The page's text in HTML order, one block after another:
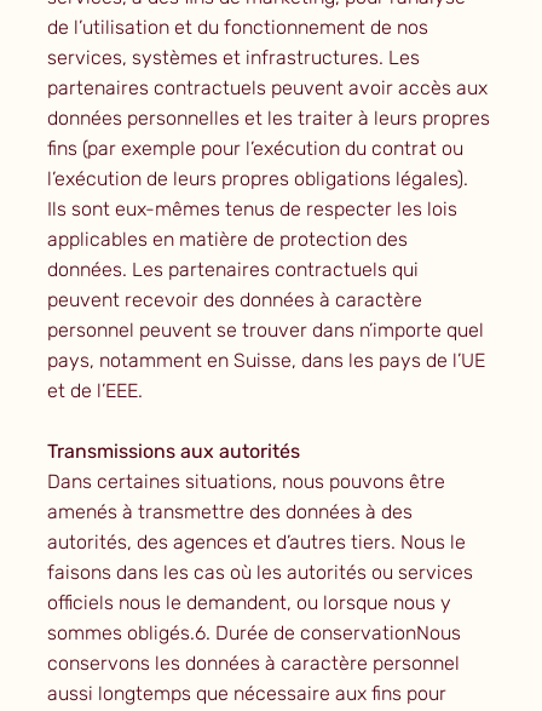
de l’utilisation et du fonctionnement de nos
services, systèmes et infrastructures. Les
partenaires contractuels peuvent avoir accès aux
données personnelles et les traiter à leurs propres
fins (par exemple pour l’exécution du contrat ou
l’exécution de leurs propres obligations légales).
Ils sont eux-mêmes tenus de respecter les lois
applicables en matière de protection des
données. Les partenaires contractuels qui
peuvent recevoir des données à caractère
personnel peuvent se trouver dans n’importe quel
pays, notamment en Suisse, dans les pays de l’UE
et de l’EEE.
Transmissions aux autorités
Dans certaines situations, nous pouvons être
amenés à transmettre des données à des
autorités, des agences et d’autres tiers. Nous le
faisons dans les cas où les autorités ou services
officiels nous le demandent, ou lorsque nous y
sommes obligés.6. Durée de conservationNous
conservons les données à caractère personnel
aussi longtemps que nécessaire aux fins pour